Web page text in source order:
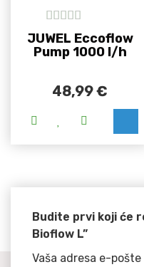
5out of 5
JUWEL Eccoflow
Pump 1000 l/h
48,99€
Budite prvi koji će
Bioflow L”
Vaša adresa e-